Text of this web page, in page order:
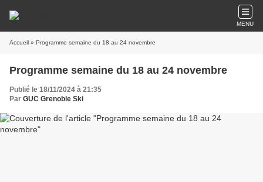
MENU
Accueil » Programme semaine du 18 au 24 novembre
Programme semaine du 18 au 24 novembre
Publié le 18/11/2024 à 21:35
Par GUC Grenoble Ski